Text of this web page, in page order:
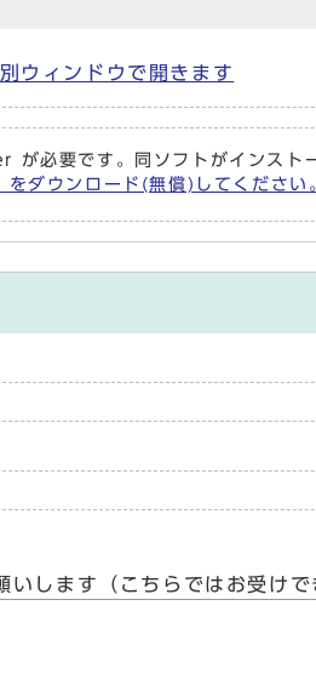
ウィンドウで開きます
必要です。同ソフトがインスト
ウンロード(無償)してください
します（こちらではお受けで